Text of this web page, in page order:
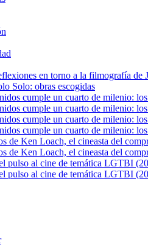
en torno a la filmografía de
Solo: obras escogidas
cumple un cuarto de milenio:
cumple un cuarto de milenio:
cumple un cuarto de milenio:
cumple un cuarto de milenio:
de Ken Loach, el cineasta del
de Ken Loach, el cineasta del
pulso al cine de temática LGTBI
pulso al cine de temática LGTBI